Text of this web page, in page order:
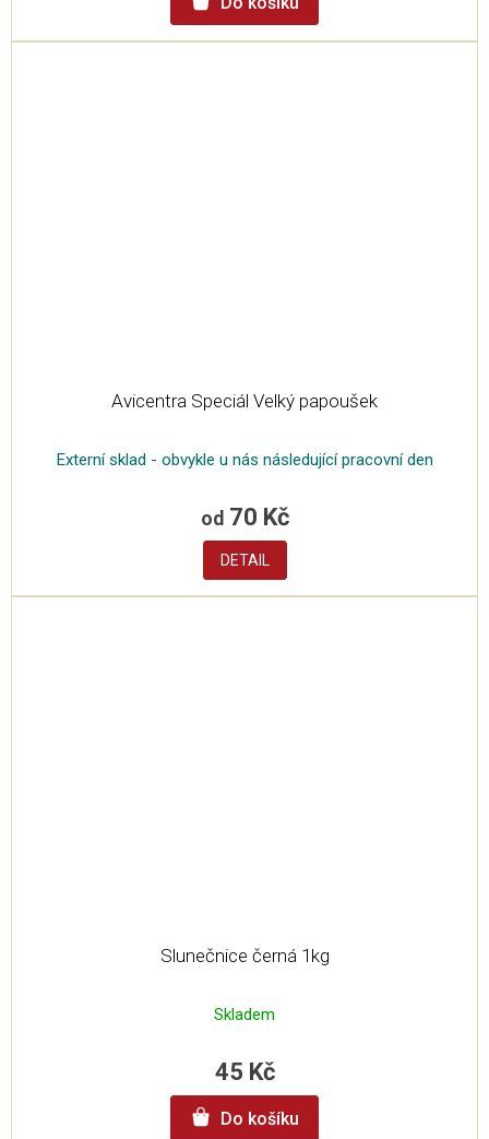
Avicentra Speciál Velký papoušek
Externí sklad - obvykle u nás následující pracovní den
od70 Kč
DETAIL
Slunečnice černá 1kg
Skladem
45 Kč
Do košíku